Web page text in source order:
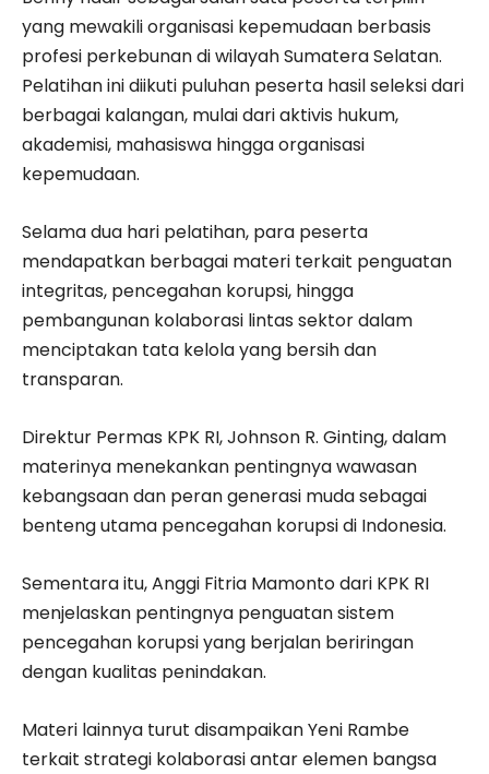
yang mewakili organisasi kepemudaan berbasis
profesi perkebunan di wilayah Sumatera Selatan.
Pelatihan ini diikuti puluhan peserta hasil seleksi dari
berbagai kalangan, mulai dari aktivis hukum,
akademisi, mahasiswa hingga organisasi
kepemudaan.
Selama dua hari pelatihan, para peserta
mendapatkan berbagai materi terkait penguatan
integritas, pencegahan korupsi, hingga
pembangunan kolaborasi lintas sektor dalam
menciptakan tata kelola yang bersih dan
transparan.
Direktur Permas KPK RI, Johnson R. Ginting, dalam
materinya menekankan pentingnya wawasan
kebangsaan dan peran generasi muda sebagai
benteng utama pencegahan korupsi di Indonesia.
Sementara itu, Anggi Fitria Mamonto dari KPK RI
menjelaskan pentingnya penguatan sistem
pencegahan korupsi yang berjalan beriringan
dengan kualitas penindakan.
Materi lainnya turut disampaikan Yeni Rambe
terkait strategi kolaborasi antar elemen bangsa